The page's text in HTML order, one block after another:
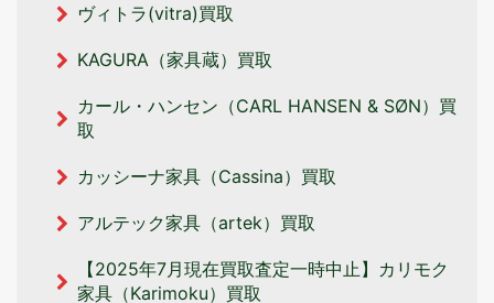
ヴィトラ(vitra)買取
KAGURA（家具蔵）買取
カール・ハンセン（CARL HANSEN & SØN）買
取
カッシーナ家具（Cassina）買取
アルテック家具（artek）買取
【2025年7月現在買取査定一時中止】カリモク
家具（Karimoku）買取